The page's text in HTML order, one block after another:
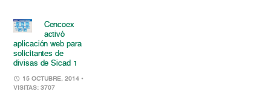
Cencoex
activó
aplicación web para
solicitantes de
divisas de Sicad 1
15 OCTUBRE, 2014 •
VISITAS: 3707